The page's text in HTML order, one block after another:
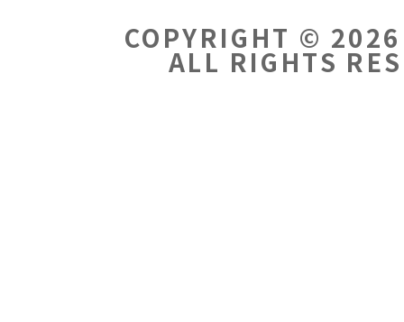
COPYRIGHT ©
ALL RIGHTS